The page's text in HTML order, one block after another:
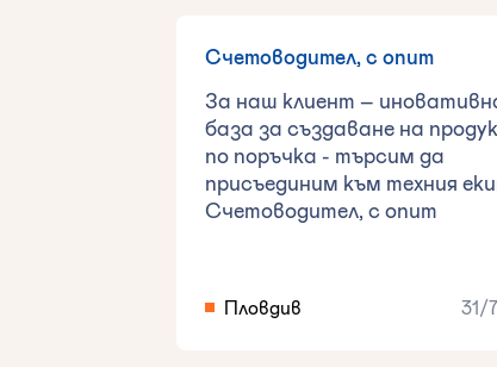
Счетоводител, с опит
За наш клиент –
база за създаване на
по поръчка - търсим да
присъединим към техния
Счетоводител, с опит
Пловдив 31/